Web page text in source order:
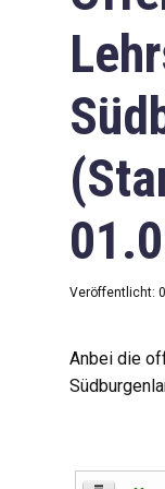
Veröffentlicht:
Anbei die